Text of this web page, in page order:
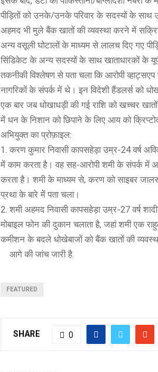
पीड़ितों को उनके/उनके परिवार के सदस्यों के
अहमद भी मुले बैंक खातों की व्यवस्था करने में
अन्य वसूली घोटालों के माध्यम से लालच दिए गए
सिंडिकेट के अन्य सदस्यों के साथ खाताधारकों के
तकनीकी विश्लेषण से पता चला कि आरोपी व्हाट्सएप
नागरिकों के संपर्क में थे। इन विदेशी हैंडलर्स को
एक बार जब धोखाधड़ी की गई राशि को खच्चर
में धन के निशान को छिपाने के लिए आय को
अभियुक्त का प्रोफ़ाइल:
1. करण कुमार निवासी कापसहेड़ा उम्र-24 वर्ष
में काम करता है। वह सह-आरोपी शमी के संपर्क में
करता है। शमी के माध्यम से, करण को साइबर
प्रथा के बारे में पता चला।
2. शमी अहमद निवासी कापसहेड़ा उम्र-27 वर्ष
मोबाइल फोन की दुकान चलाता है, जहां शमी एक
कमीशन के बदले धोखेबाजों को बैंक खातों की
आगे की जांच जारी है.
FEATURED
SHARE 0